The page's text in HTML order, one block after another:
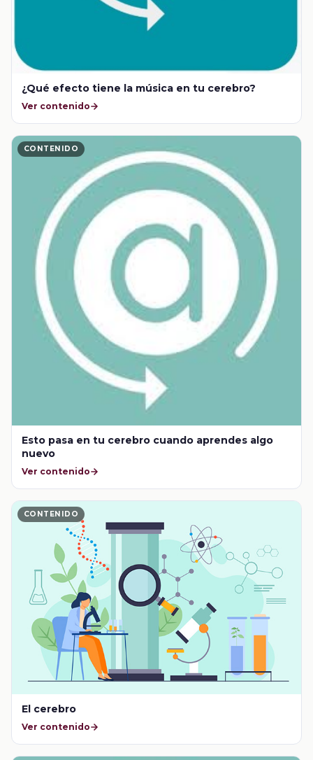
¿Qué efecto tiene la música en tu cerebro?
Ver contenido
CONTENIDO
Esto pasa en tu cerebro cuando aprendes algo
nuevo
Ver contenido
CONTENIDO
El cerebro
Ver contenido